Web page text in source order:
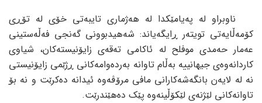
ناوبراو لە پەیامێکدا لە هەژماری تایبەتی خۆی لە تۆڕی
کۆمەڵایەتی تویتەر ڕایگەیاند: شەهیدبوونی گەنجی فەڵەستینی
عەمار حەمدی موفلح لە ئاکامی تەقەی زایۆنیستەکان، شیاوی
کاردانەوەی جیهانییە بەڵام تاوانە بەردەوامەکانی ڕژێمی زایۆنیستی
نە لە لایەن بانگەشەکارانی مافی مرۆڤەوە ئیدانە دەکرێت و نە بۆ
تاوانەکانی لێژنەی لێکۆڵینەوە پێک دەهێندرێت.